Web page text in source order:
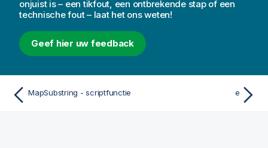
onjuist is – een tikfout, een ontbrekende stap of een
technische fout – laat het ons weten!
Geef hier uw feedback
MapSubstring - scriptfunctie e